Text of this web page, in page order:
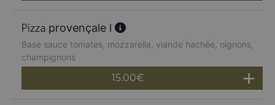
provençale l
Base sauce tomates, mozzarella, viande hachée, oignons,
champignons
15.00€